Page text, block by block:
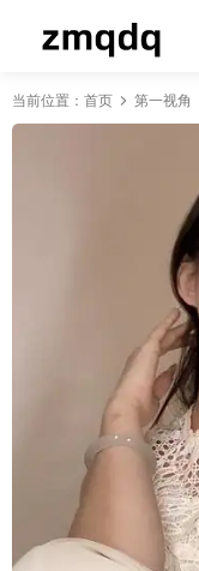
当前位置： 首页 第一视角